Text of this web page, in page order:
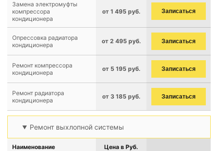
Замена электромуфты
компрессора
кондиционера
от 1 495 руб. Записаться
Опрессовка радиатора
кондиционера
от 2 495 руб. Записаться
Ремонт компрессора
кондиционера
от 5 195 руб. Записаться
Ремонт радиатора
кондиционера
от 3 185 руб. Записаться
Ремонт выхлопной системы
Наименование Цена в Руб.